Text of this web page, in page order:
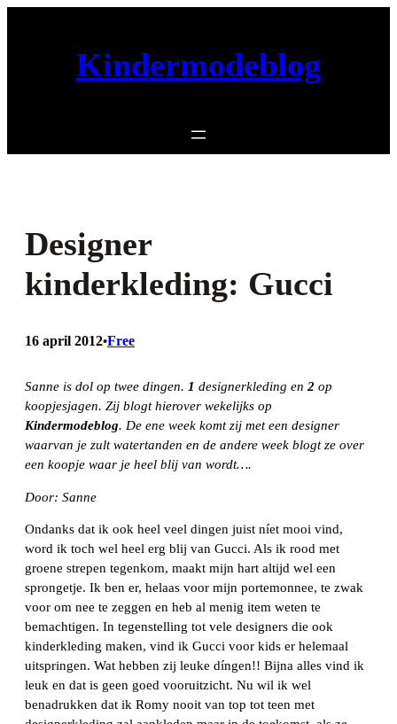
Kindermodeblog
Designer
kinderkleding: Gucci
16 april 2012•Free
Sanne is dol op twee dingen. 1 designerkleding en2 op
koopjesjagen. Zij blogt hierover wekelijks op
Kindermodeblog. De ene week komt zij met een designer
waarvan je zult watertanden en de andere week blogt ze over
een koopje waar je heel blij van wordt….
Door: Sanne
Ondanks dat ik ook heel veel dingen juist níet mooi vind,
word ik toch wel heel erg blij van Gucci. Als ik rood met
groene strepen tegenkom, maakt mijn hart altijd wel een
sprongetje. Ik ben er, helaas voor mijn portemonnee, te zwak
voor om nee te zeggen en heb al menig item weten te
bemachtigen. In tegenstelling tot vele designers die ook
kinderkleding maken, vind ik Gucci voor kids er helemaal
uitspringen. Wat hebben zij leuke díngen!! Bijna alles vind ik
leuk en dat is geen goed vooruitzicht. Nu wil ik wel
benadrukken dat ik Romy nooit van top tot teen met